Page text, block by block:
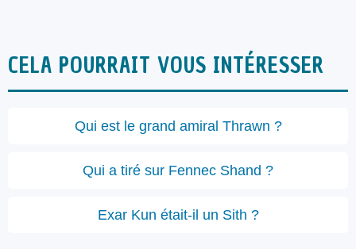
CELA POURRAIT VOUS INTÉRESSER
Qui est le grand amiral Thrawn ?
Qui a tiré sur Fennec Shand ?
Exar Kun était-il un Sith ?